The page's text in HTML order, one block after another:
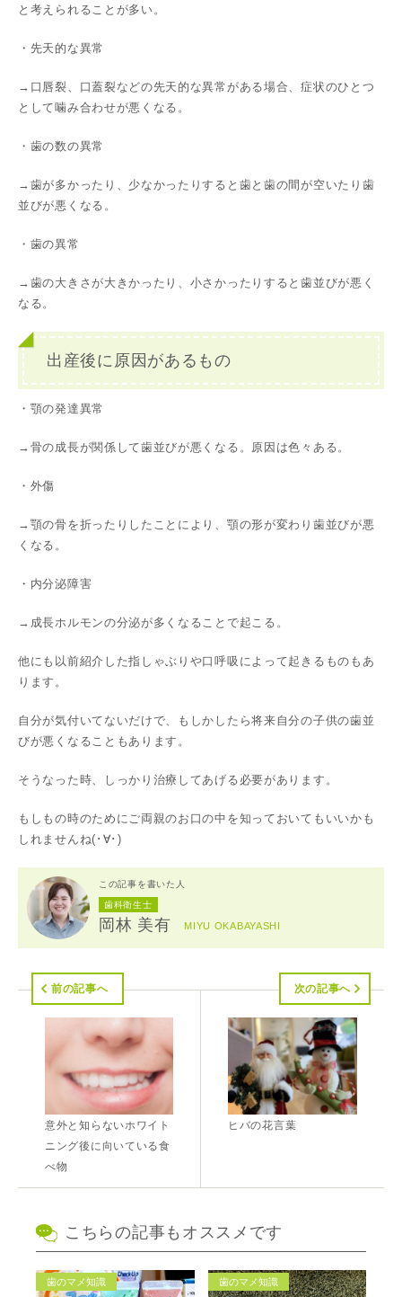
と考えられることが多い。
・先天的な異常
→口唇裂、口蓋裂などの先天的な異常がある場合、症状のひとつ
として噛み合わせが悪くなる。
・歯の数の異常
→歯が多かったり、少なかったりすると歯と歯の間が空いたり歯
並びが悪くなる。
・歯の異常
→歯の大きさが大きかったり、小さかったりすると歯並びが悪く
なる。
出産後に原因があるもの
・顎の発達異常
→骨の成長が関係して歯並びが悪くなる。原因は色々ある。
・外傷
→顎の骨を折ったりしたことにより、顎の形が変わり歯並びが悪
くなる。
・内分泌障害
→成長ホルモンの分泌が多くなることで起こる。
他にも以前紹介した指しゃぶりや口呼吸によって起きるものもあ
ります。
自分が気付いてないだけで、もしかしたら将来自分の子供の歯並
びが悪くなることもあります。
そうなった時、しっかり治療してあげる必要があります。
もしもの時のためにご両親のお口の中を知っておいてもいいかも
しれませんね(･∀･)
この記事を書いた人
歯科衛生士
岡林 美有 MIYU OKABAYASHI
前の記事へ
意外と知らないホワイト
ニング後に向いている食
べ物
次の記事へ
ヒバの花言葉
こちらの記事もオススメです
歯のマメ知識 歯のマメ知識